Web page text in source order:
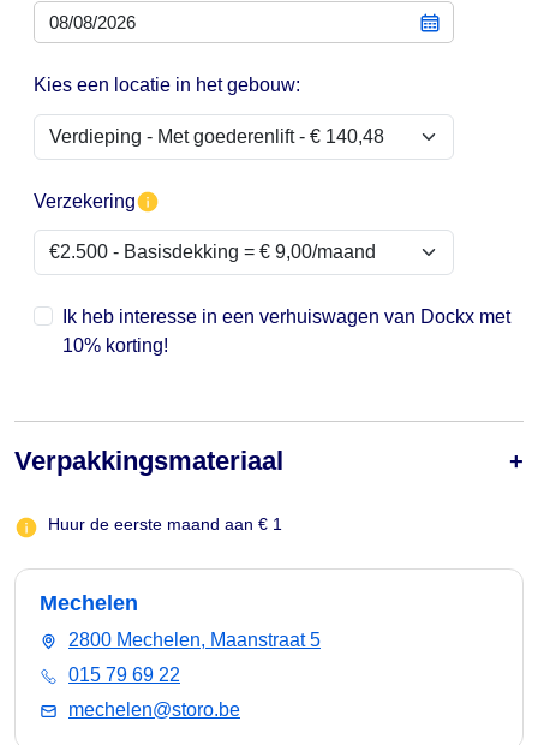
Kies een locatie in het gebouw:
Verzekering
Ik heb interesse in een verhuiswagen van Dockx met
10% korting!
Verpakkingsmateriaal
Huur de eerste maand aan € 1
Mechelen
2800 Mechelen, Maanstraat 5
015 79 69 22
mechelen@storo.be